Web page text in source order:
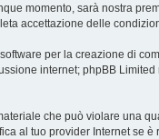
momento, sarà nostra
accettazione delle
per la creazione di
internet; phpBB
che può violare una
al tuo provider Internet se